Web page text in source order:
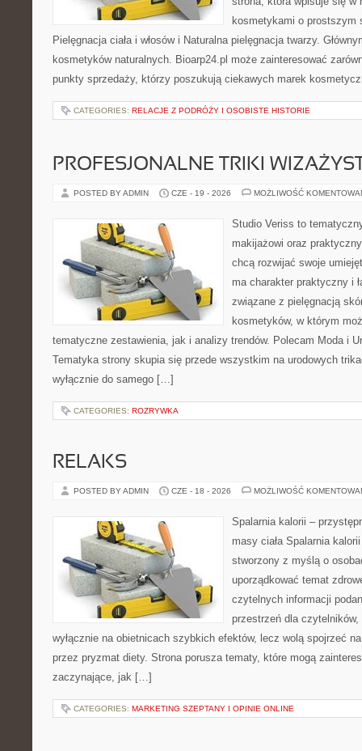
kosmetykami o prostszym
Pielęgnacja ciała i włosów i Naturalna pielęgnacja twarzy.
kosmetyków naturalnych. Bioarp24.pl może zainteresować
punkty sprzedaży, którzy poszukują ciekawych marek
CATEGORIES: RELACJE Z PODRÓŻY I OSOBISTE HISTORIE
PROFESJONALNE TRIKI
POSTED BY ADMIN CZE - 19 - 2026 MOŻLIWOŚĆ
Studio Veriss to
makijażowi oraz
chcą rozwijać swoje
ma charakter praktyczny i
związane z pielęgnacją
kosmetyków, w którym
tematyczne zestawienia, jak i analizy trendów. Polecam Moda i
Tematyka strony skupia się przede wszystkim na urodowych
wyłącznie do samego […]
CATEGORIES: ROZRYWKA
RELAKS
POSTED BY ADMIN CZE - 18 - 2026 MOŻLIWOŚĆ
Spalarnia kalorii –
masy ciała Spalarnia
stworzony z myślą o
uporządkować temat
czytelnych informacji
przestrzeń dla
wyłącznie na obietnicach szybkich efektów, lecz wolą spojrzeć
przez pryzmat diety. Strona porusza tematy, które mogą
zaczynające, jak […]
CATEGORIES: MARKETING SZEPTANY I OPINIE ONLINE